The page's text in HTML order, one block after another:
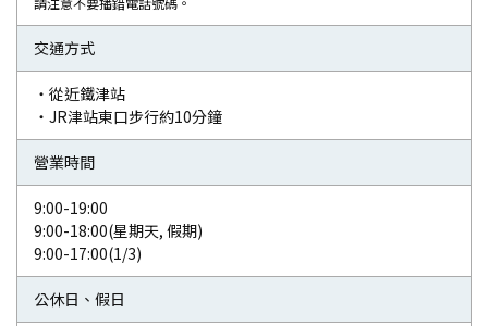
交通方式
・從近鐵津站
・JR津站東口步行約10分鐘
營業時間
9:00-19:00
9:00-18:00(星期天, 假期)
9:00-17:00(1/3)
公休日、假日